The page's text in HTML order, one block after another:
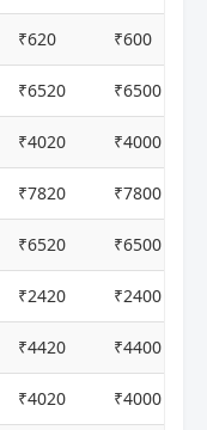
₹620 ₹600
₹6520 ₹6500
₹4020 ₹4000
₹7820 ₹7800
₹6520 ₹6500
₹2420 ₹2400
₹4420 ₹4400
₹4020 ₹4000